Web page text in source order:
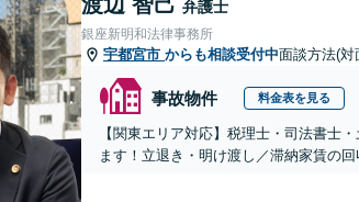
弁護士
銀座新明和法律事務所
宇都宮市 からも相談受付中面談方法(対
事故物件 料金表を見る
【関東エリア対応】税理士・司法書士
ます！立退き・明け渡し／滞納家賃の